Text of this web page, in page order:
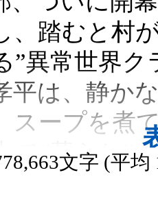
、踏むと村
”異常世界
平は、静か
スープを煮
で“暮らし”
文字 (平均